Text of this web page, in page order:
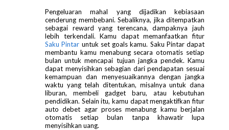
Pengeluaran mahal yang dijadikan kebiasaan
cenderung membebani. Sebaliknya, jika ditempatkan
sebagai reward yang terencana, dampaknya jauh
lebih terkendali. Kamu dapat memanfaatkan fitur
Saku Pintar untuk set goals kamu. Saku Pintar dapat
membantu kamu menabung secara otomatis setiap
bulan untuk mencapai tujuan jangka pendek. Kamu
dapat menyisihkan sebagian dari pendapatan sesuai
kemampuan dan menyesuaikannya dengan jangka
waktu yang telah ditentukan, misalnya untuk dana
liburan, membeli gadget baru, atau kebutuhan
pendidikan. Selain itu, kamu dapat mengaktifkan fitur
auto debet agar proses menabung kamu berjalan
otomatis setiap bulan tanpa khawatir lupa
menyisihkan uang.